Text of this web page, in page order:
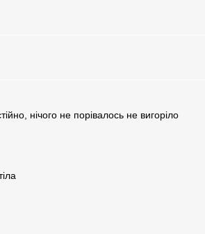
нічого не порівалось не вигоріло